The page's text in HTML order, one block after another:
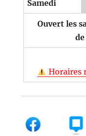
Samedi
Ouvert les
Horaires